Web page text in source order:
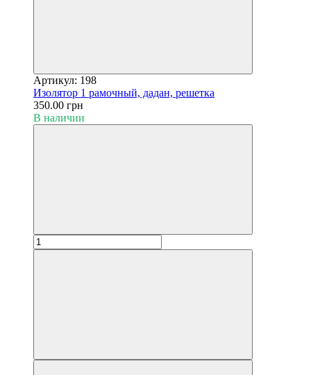
Артикул: 198
Изолятор 1 рамочный, дадан, решетка
350.00 грн
В наличии